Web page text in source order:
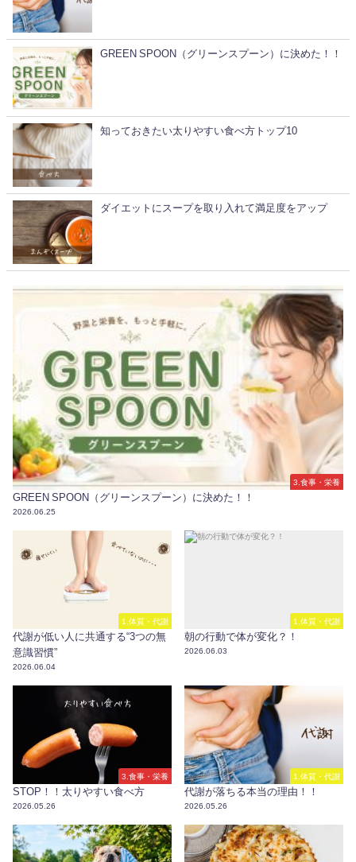
GREEN SPOON（グリーンスプーン）に決めた！！
知っておきたい太りやすい食べ方トップ10
ダイエットにスープを取り入れて満足度をアップ
3.食事・栄養
GREEN SPOON（グリーンスプーン）に決めた！！
2026.06.25
1.体質・代謝
代謝が低い人に共通する“3つの無
意識習慣”
2026.06.04
1.体質・代謝
朝の行動で体が変化？！
2026.06.03
3.食事・栄養
STOP！！太りやすい食べ方
2026.05.26
1.体質・代謝
代謝が落ちる本当の理由！！
2026.05.26